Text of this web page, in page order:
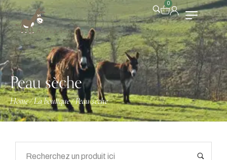
0
Peau sèche
Home/La boutique/Peau sèche